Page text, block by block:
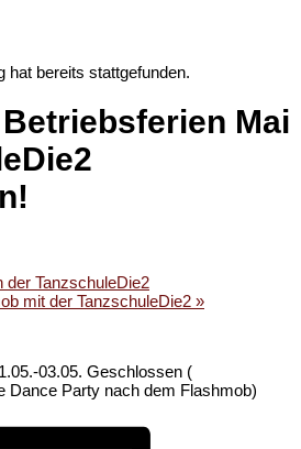
hat bereits stattgefunden.
Mai
der TanzschuleDie2
mit der TanzschuleDie2 »
03.05. Geschlossen (
Dance Party nach dem Flashmob)